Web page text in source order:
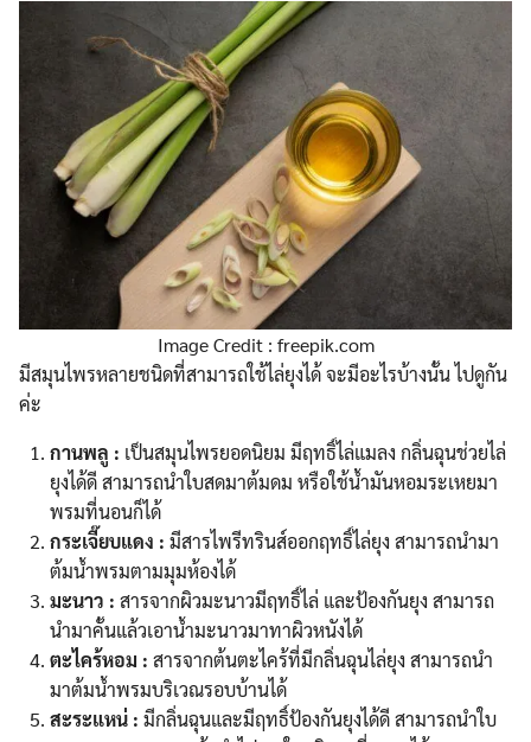
Image Credit : freepik.com
มีสมุนไพรหลายชนิดที่สามารถใช้ไล่ยุงได้ จะมีอะไรบ้างนั้น ไปดูกัน
ค่ะ
กานพลู : เป็นสมุนไพรยอดนิยม มีฤทธิ์ไล่แมลง กลิ่นฉุนช่วยไล่
ยุงได้ดี สามารถนำใบสดมาต้มดม หรือใช้น้ำมันหอมระเหยมา
พรมที่นอนก็ได้
กระเจี๊ยบแดง : มีสารไพรีทรินส์ออกฤทธิ์ไล่ยุง สามารถนำมา
ต้มน้ำพรมตามมุมห้องได้
มะนาว : สารจากผิวมะนาวมีฤทธิ์ไล่ และป้องกันยุง สามารถ
นำมาคั้นแล้วเอาน้ำมะนาวมาทาผิวหนังได้
ตะไคร้หอม : สารจากต้นตะไคร้ที่มีกลิ่นฉุนไล่ยุง สามารถนำ
มาต้มน้ำพรมบริเวณรอบบ้านได้
สะระแหน่ : มีกลิ่นฉุนและมีฤทธิ์ป้องกันยุงได้ดี สามารถนำใบ